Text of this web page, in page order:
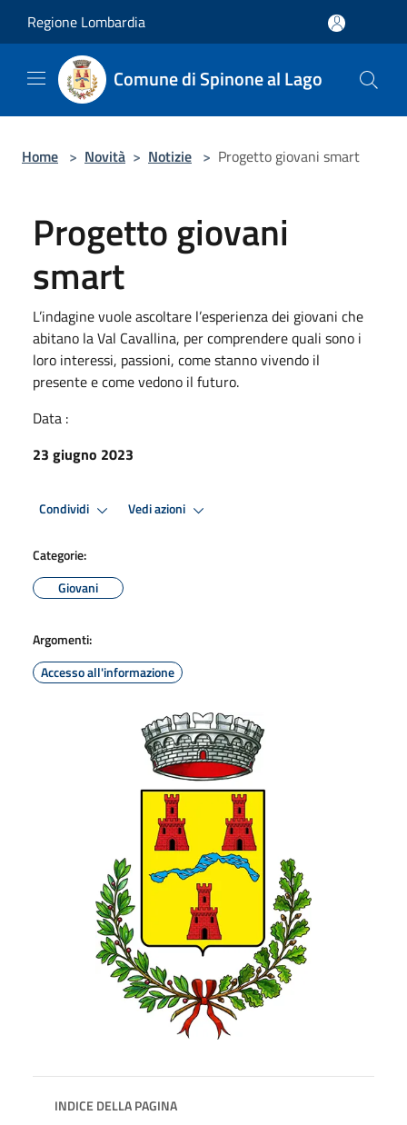
Regione Lombardia
Comune di Spinone al Lago
Home > Novità > Notizie > Progetto giovani smart
Progetto giovani
smart
L’indagine vuole ascoltare l’esperienza dei giovani che
abitano la Val Cavallina, per comprendere quali sono i
loro interessi, passioni, come stanno vivendo il
presente e come vedono il futuro.
Data :
23 giugno 2023
Condividi Vedi azioni
Categorie:
Giovani
Argomenti:
Accesso all'informazione
INDICE DELLA PAGINA